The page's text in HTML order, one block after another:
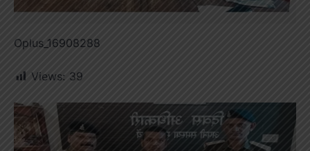
Oplus_16908288
Views: 39